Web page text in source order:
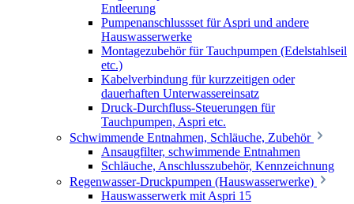
Entleerung
Pumpenanschlussset für Aspri und andere
Hauswasserwerke
Montagezubehör für Tauchpumpen (Edelstahlseil
etc.)
Kabelverbindung für kurzzeitigen oder
dauerhaften Unterwassereinsatz
Druck-Durchfluss-Steuerungen für
Tauchpumpen, Aspri etc.
Schwimmende Entnahmen, Schläuche, Zubehör
Ansaugfilter, schwimmende Entnahmen
Schläuche, Anschlusszubehör, Kennzeichnung
Regenwasser-Druckpumpen (Hauswasserwerke)
Hauswasserwerk mit Aspri 15